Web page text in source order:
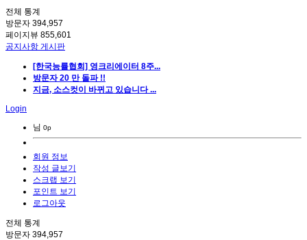
전체 통계
방문자 394,957
페이지뷰 855,601
공지사항 게시판
[한국능률협회] 영크리에이터 8주...
방문자 20 만 돌파 !!
지금, 소스컷이 바뀌고 있습니다 ...
Login
님 0p
회원 정보
작성 글보기
스크랩 보기
포인트 보기
로그아웃
전체 통계
방문자 394,957